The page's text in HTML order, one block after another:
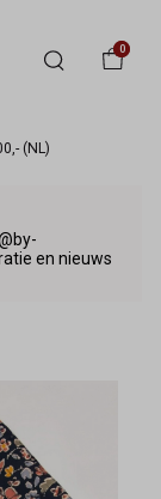
0
(NL)
en nieuws